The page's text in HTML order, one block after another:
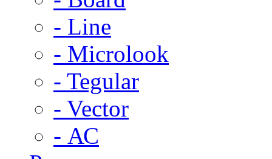
- Line
- Microlook
- Tegular
- Vector
- АС